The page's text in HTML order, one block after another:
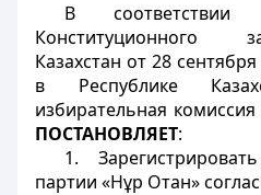
В
Конституционного
Казахстан от 28
в Республике
избирательная комиссия
ПОСТАНОВЛЯЕТ:
1.
партии «Нұр Отан»